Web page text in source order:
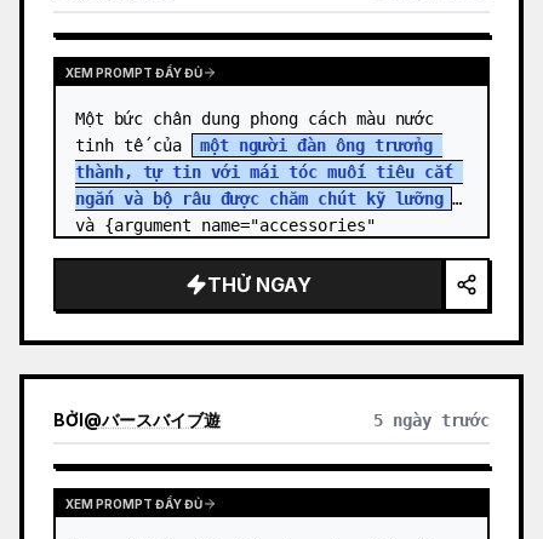
XEM PROMPT ĐẦY ĐỦ
Một bức chân dung phong cách màu nước
tinh tế của
một người đàn ông trưởng
thành, tự tin với mái tóc muối tiêu cắt
ngắn và bộ râu được chăm chút kỹ lưỡng ,
và {argument name="accessories"
THỬ NGAY
BỞI@バースバイブ遊 5 ngày trước
XEM PROMPT ĐẦY ĐỦ